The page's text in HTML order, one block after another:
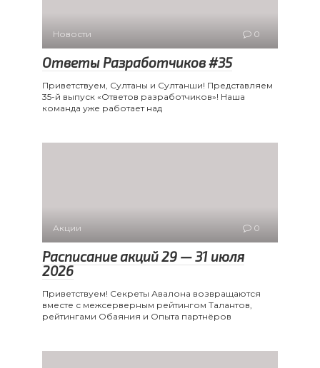
Новости 0
Ответы Разработчиков #35
Приветствуем, Султаны и Султанши! Представляем
35-й выпуск «Ответов разработчиков»! Наша
команда уже работает над
Акции 0
Расписание акций 29 — 31 июля
2026
Приветствуем! Секреты Авалона возвращаются
вместе с межсерверным рейтингом Талантов,
рейтингами Обаяния и Опыта партнёров